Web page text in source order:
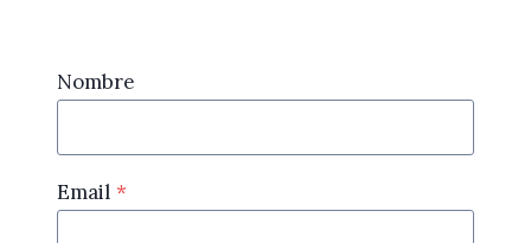
Nombre
Email *